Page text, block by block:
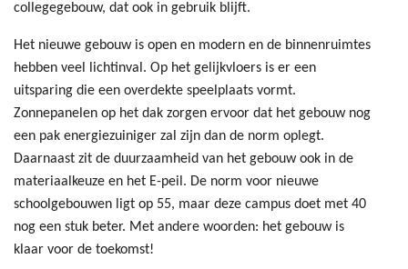
collegegebouw, dat ook in gebruik blijft.
Het nieuwe gebouw is open en modern en de binnenruimtes
hebben veel lichtinval. Op het gelijkvloers is er een
uitsparing die een overdekte speelplaats vormt.
Zonnepanelen op het dak zorgen ervoor dat het gebouw nog
een pak energiezuiniger zal zijn dan de norm oplegt.
Daarnaast zit de duurzaamheid van het gebouw ook in de
materiaalkeuze en het E-peil. De norm voor nieuwe
schoolgebouwen ligt op 55, maar deze campus doet met 40
nog een stuk beter. Met andere woorden: het gebouw is
klaar voor de toekomst!